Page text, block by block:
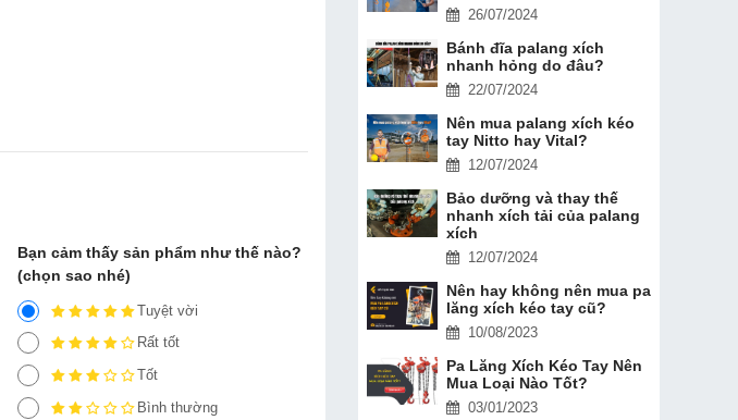
Bạn cảm thấy sản phẩm như thế nào?
(chọn sao nhé)
Tuyệt vời
Rất tốt
Tốt
Bình thường
26/07/2024
Bánh đĩa palang xích
nhanh hỏng do đâu?
22/07/2024
Nên mua palang xích kéo
tay Nitto hay Vital?
12/07/2024
Bảo dưỡng và thay thế
nhanh xích tải của palang
xích
12/07/2024
Nên hay không nên mua pa
lăng xích kéo tay cũ?
10/08/2023
Pa Lăng Xích Kéo Tay Nên
Mua Loại Nào Tốt?
03/01/2023